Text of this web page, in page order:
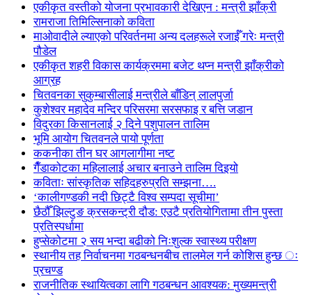
एकीकृत वस्तीको योजना प्रभावकारी देखिएन : मन्त्री झाँक्री
रामराजा तिमिल्सिनाको कविता
माओवादीले ल्याएको परिवर्तनमा अन्य दलहरूले रजाईँ गरेः मन्त्री
पौडेल
एकीकृत शहरी विकास कार्यक्रममा बजेट थप्न मन्त्री झाँक्रीको
आग्रह
चितवनका सुकुम्बासीलाई मन्त्रीले बाँडिन् लालपुर्जा
कुशेश्वर महादेव मन्दिर परिसरमा सरसफाइ र बत्ति जडान
विदुरका किसानलाई २ दिने पशुपालन तालिम
भूमि आयोग चितवनले पायो पूर्णता
ककनीका तीन घर आगलागीमा नष्ट
गैँडाकोटका महिलालाई अचार बनाउने तालिम दिइयो
कविताः सांस्कृतिक सहिदहरुप्रति सम्झना….
‘कालीगण्डकी नदी छिट्टै विश्व सम्पदा सूचीमा’
छैठौँ झिल्टुङ क्रसकन्ट्री दौड: एउटै प्रतियोगितामा तीन पुस्ता
प्रतिस्पर्धामा
हुप्सेकोटमा २ सय भन्दा बढीको निःशुल्क स्वास्थ्य परीक्षण
स्थानीय तह निर्वाचनमा गठबन्धनबीच तालमेल गर्न कोशिस हुन्छ ः
प्रचण्ड
राजनीतिक स्थायित्वका लागि गठबन्धन आवश्यक: मुख्यमन्त्री